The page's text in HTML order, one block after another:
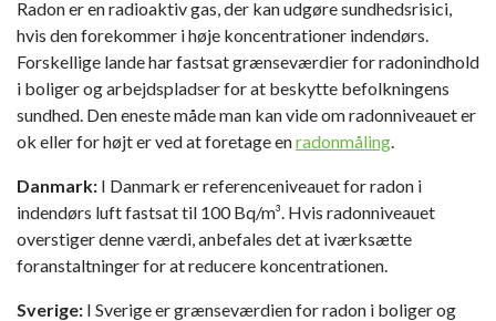
Radon er en radioaktiv gas, der kan udgøre sundhedsrisici,
hvis den forekommer i høje koncentrationer indendørs.
Forskellige lande har fastsat grænseværdier for radonindhold
i boliger og arbejdspladser for at beskytte befolkningens
sundhed. Den eneste måde man kan vide om radonniveauet er
ok eller for højt er ved at foretage enradonmåling
Danmark: I Danmark er referenceniveauet for radon i
indendørs luft fastsat til 100 Bq/m³. Hvis radonniveauet
overstiger denne værdi, anbefales det at iværksætte
foranstaltninger for at reducere koncentrationen.
Sverige: I Sverige er grænseværdien for radon i boliger og